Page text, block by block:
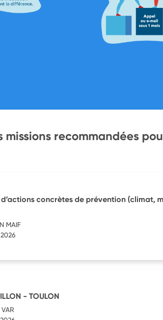
missions recommandées
concrètes de prévention (climat,
MAIF
- TOULON